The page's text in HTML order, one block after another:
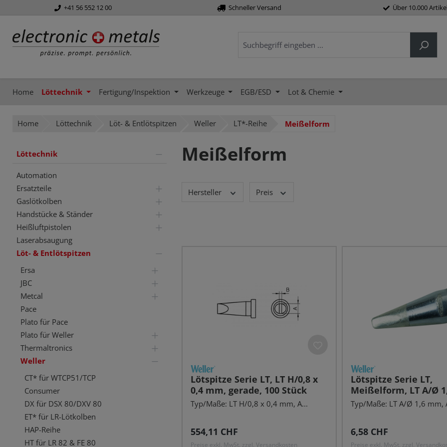
Zur Hauptnavigation springen
+41 56 552 12 00 Schneller Versand Über 10.000 Artikel
Home Löttechnik Fertigung/Inspektion Werkzeuge EGB/ESD Lot & Chemie
Home Löttechnik Löt- & Entlötspitzen Weller LT*-Reihe Meißelform
Löttechnik
Automation
Ersatzteile
Gaslötkolben
Handstücke & Ständer
Heißluftpistolen
Laserabsaugung
Löt- & Entlötspitzen
Ersa
JBC
Metcal
Pace
Plato für Pace
Plato für Weller
Thermaltronics
Weller
CT* für WTCP51/TCP
Consumer
DX für DSX 80/DXV 80
ET* für LR-Lötkolben
HAP-Reihe
HT für LR 82 & FE 80
Meißelform
Hersteller Preis
Lötspitze Serie LT, LT H/0,8 x
0,4 mm, gerade, 100 Stück
Typ/Maße: LT H/0,8 x 0,4 mm, A...
Regulärer Preis:
554,11 CHF
Preise exkl. MwSt. zzgl. Versandkosten
Lötspitze Serie LT,
Meißelform, LT A/Ø
gerade
Typ/Maße: LT A/Ø 1,6 mm,
Regulärer Preis:
6,58 CHF
Preise exkl. MwSt. zzgl.